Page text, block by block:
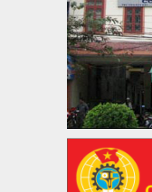
47-TTCĐ/BTGTU
Thông tin chuyên
máy của hệ thống
Thời gian đăng: 25/
lượt xem: 1226 |
37/HD-TLĐ
Hướng dẫn Công
Ban Thanh tra Nhân
Thời gian đăng: 27/